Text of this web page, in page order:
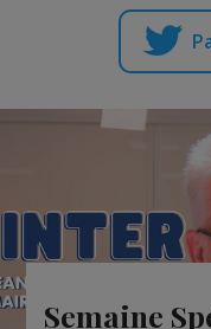
Semaine